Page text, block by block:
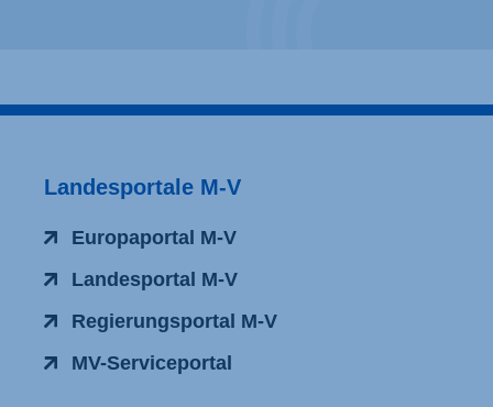
Landesportale M-V
Europaportal M-V
Landesportal M-V
Regierungsportal M-V
MV-Serviceportal